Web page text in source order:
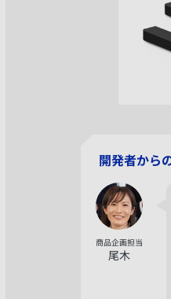
開発者から
商品企画担当
尾木